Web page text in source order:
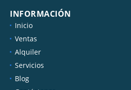
INFORMACIÓN
Inicio
Ventas
Alquiler
Servicios
Blog